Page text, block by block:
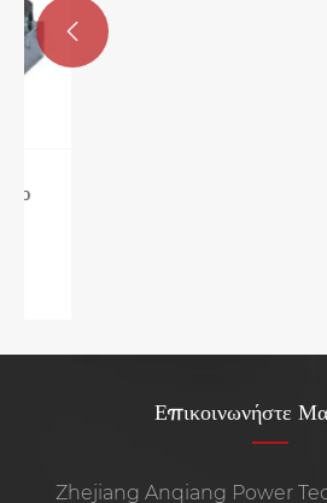

Επικοινωνήστε
Zhejiang Anqiang Power